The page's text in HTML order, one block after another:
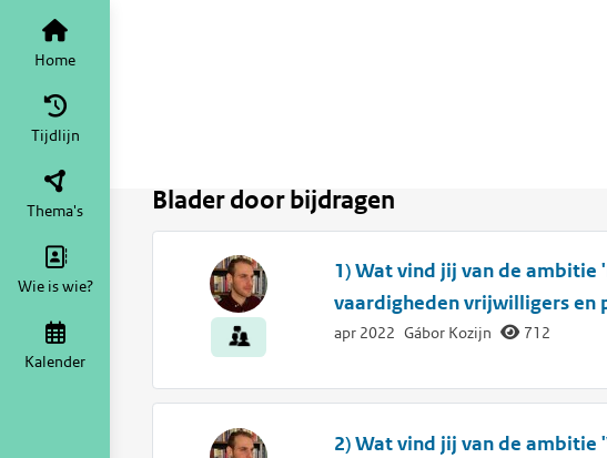
Home
Tijdlijn
Thema's
Wie is wie?
Kalender
Blader door bijdragen
1) Wat vind jij van de
vaardigheden vrijwilligers en
apr 2022 Gábor Kozijn 712
2) Wat vind jij van de